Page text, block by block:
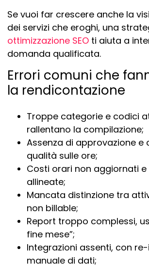
Se vuoi far crescere anche la
dei servizi che eroghi, una
ottimizzazione SEO ti aiuta a
domanda qualificata.
Errori comuni che
la rendicontazione
Troppe categorie e codici
rallentano la compilazione;
Assenza di approvazione e
qualità sulle ore;
Costi orari non aggiornati
allineate;
Mancata distinzione tra
non billable;
Report troppo complessi,
fine mese”;
Integrazioni assenti, con
manuale di dati;